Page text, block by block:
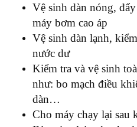
Vệ sinh dàn nóng,
máy bơm cao áp
Vệ sinh dàn lạnh,
nước dư
Kiểm tra và vệ sinh
như: bo mạch điều
dàn…
Cho máy chạy lại sau